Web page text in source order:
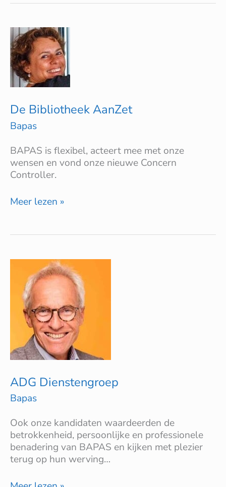
De Bibliotheek AanZet
Bapas
BAPAS is flexibel, acteert mee met onze
wensen en vond onze nieuwe Concern
Controller.
De
Bibliotheek
AanZet
Meer lezen »
ADG Dienstengroep
Bapas
Ook onze kandidaten waardeerden de
betrokkenheid, persoonlijke en professionele
benadering van BAPAS en kijken met plezier
terug op hun werving…
Dienstengroep